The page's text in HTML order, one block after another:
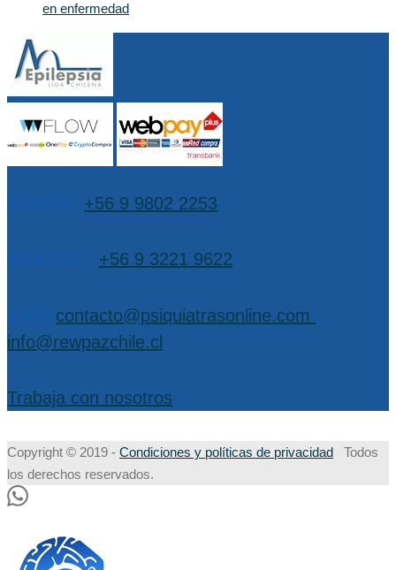
en enfermedad
+56 9 9802 2253
+56 9 3221 9622
contacto@psiquiatrasonline.com
info@rewpazchile.cl
Trabaja con nosotros
Copyright © 2019 - Condiciones y políticas de privacidad Todos
los derechos reservados.